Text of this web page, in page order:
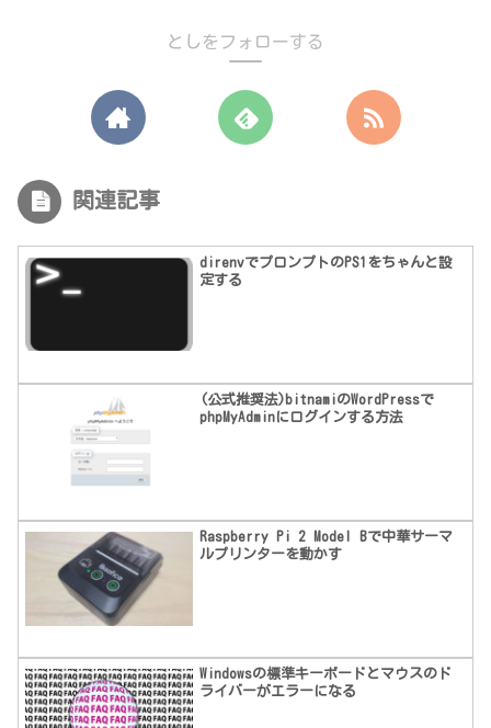
としをフォローする
関連記事
direnvでプロンプトのPS1をちゃんと設
定する
(公式推奨法)bitnamiのWordPressで
phpMyAdminにログインする方法
Raspberry Pi 2 Model Bで中華サーマ
ルプリンターを動かす
Windowsの標準キーボードとマウスのド
ライバーがエラーになる